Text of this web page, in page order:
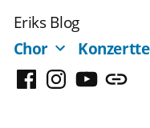
Inhalt
springen
Eriks Blog
Chor
FacebookInstagram
YouTube